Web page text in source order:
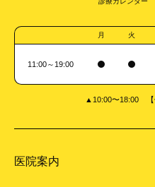
月 火
11:00～19:00
▲10:00〜18:00 【
医院案内